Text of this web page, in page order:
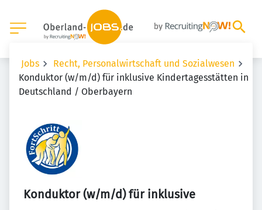
Jobs
Recht, Personalwirtschaft und Sozialwesen
Konduktor (w/m/d) für inklusive Kindertagesstätten in
Deutschland / Oberbayern
Konduktor (w/m/d) für inklusive